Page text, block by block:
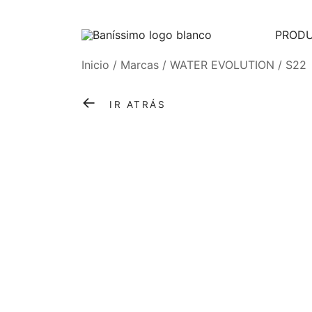
Baníssimo
Inicio / Marcas / WATER EVOLUTION / S22
← IR ATRÁS